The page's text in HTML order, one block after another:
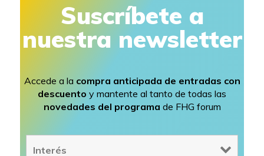
Suscríbete a
nuestra newsletter
Accede a la compra anticipada de entradas con
descuento y mantente al tanto de todas las
novedades del programa de FHG forum